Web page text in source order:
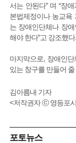
서는 안된다” 며 “장
본법제정이나 농교육
는 장애인단체나 장
해야 한다”고 강조했다.
마지막으로, 장애인
있는 창구를 만들어
김아름내 기자
<저작권자 ⓒ 영등포
포토뉴스